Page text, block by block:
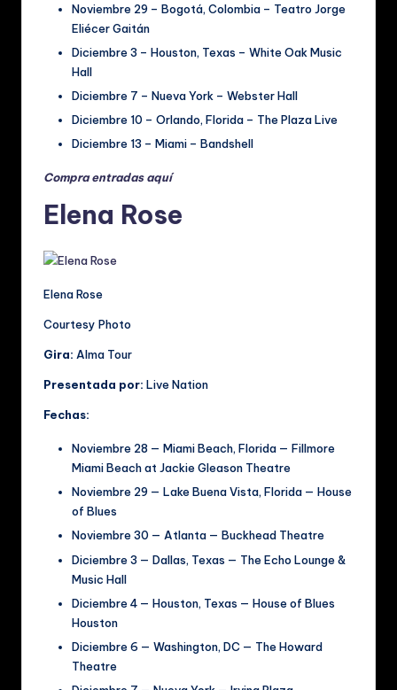
Noviembre 29 – Bogotá, Colombia – Teatro Jorge
Eliécer Gaitán
Diciembre 3 – Houston, Texas – White Oak Music
Hall
Diciembre 7 – Nueva York – Webster Hall
Diciembre 10 – Orlando, Florida – The Plaza Live
Diciembre 13 – Miami – Bandshell
Compra entradas aquí
Elena Rose
Elena Rose
Courtesy Photo
Gira: Alma Tour
Presentada por: Live Nation
Fechas:
Noviembre 28 — Miami Beach, Florida — Fillmore
Miami Beach at Jackie Gleason Theatre
Noviembre 29 — Lake Buena Vista, Florida — House
of Blues
Noviembre 30 — Atlanta — Buckhead Theatre
Diciembre 3 — Dallas, Texas — The Echo Lounge &
Music Hall
Diciembre 4 — Houston, Texas — House of Blues
Houston
Diciembre 6 — Washington, DC — The Howard
Theatre